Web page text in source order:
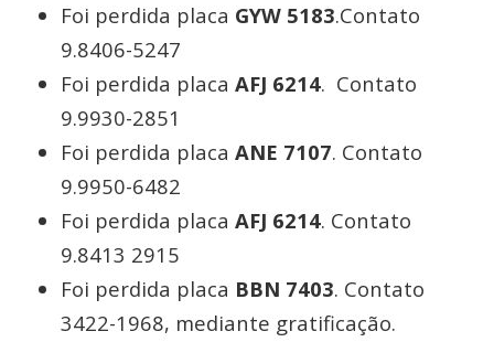
Foi perdida placa GYW 5183.Contato
9.8406-5247
Foi perdida placa AFJ 6214. Contato
9.9930-2851
Foi perdida placa ANE 7107. Contato
9.9950-6482
Foi perdida placa AFJ 6214. Contato
9.8413 2915
Foi perdida placa BBN 7403. Contato
3422-1968, mediante gratificação.